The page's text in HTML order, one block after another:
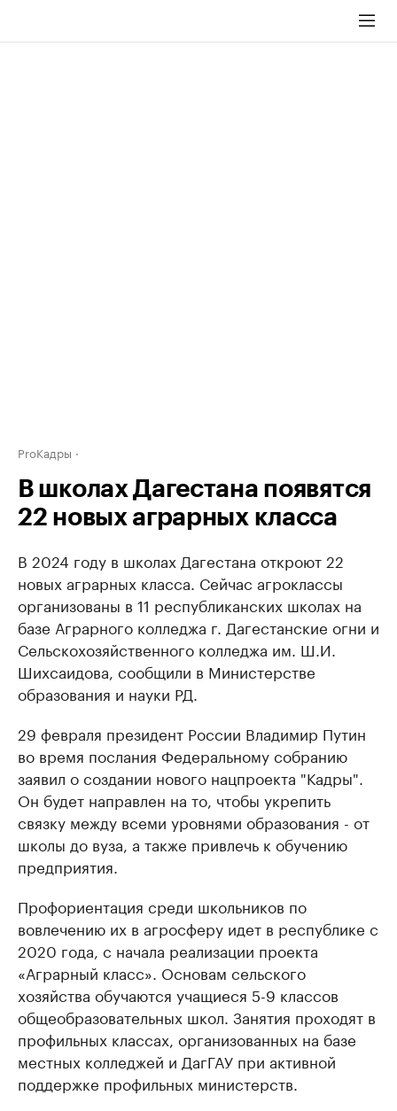
ProКадры
В школах Дагестана появятся
22 новых аграрных класса
В 2024 году в школах Дагестана откроют 22
новых аграрных класса. Сейчас агроклассы
организованы в 11 республиканских школах на
базе Аграрного колледжа г. Дагестанские огни и
Сельскохозяйственного колледжа им. Ш.И.
Шихсаидова, сообщили в Министерстве
образования и науки РД.
29 февраля президент России Владимир Путин
во время послания Федеральному собранию
заявил о создании нового нацпроекта "Кадры".
Он будет направлен на то, чтобы укрепить
связку между всеми уровнями образования - от
школы до вуза, а также привлечь к обучению
предприятия.
Профориентация среди школьников по
вовлечению их в агросферу идет в республике с
2020 года, с начала реализации проекта
«Аграрный класс». Основам сельского
хозяйства обучаются учащиеся 5-9 классов
общеобразовательных школ. Занятия проходят в
профильных классах, организованных на базе
местных колледжей и ДагГАУ при активной
поддержке профильных министерств.